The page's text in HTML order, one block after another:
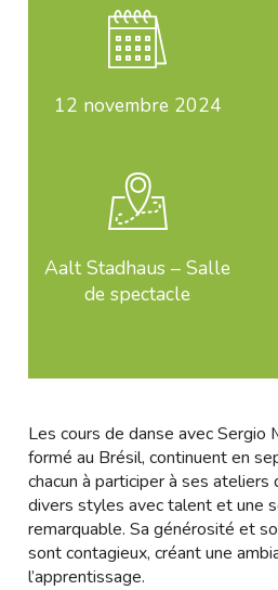
12 novembre 2024
Aalt Stadhaus – Salle
de spectacle
Les cours de danse avec Sergio
formé au Brésil, continuent en
chacun à participer à ses
divers styles avec talent et une
remarquable. Sa générosité et
sont contagieux, créant une
l’apprentissage.